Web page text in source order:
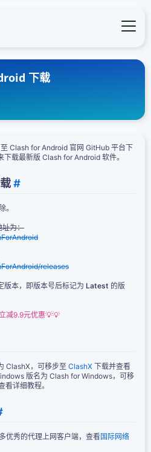
下载
Clash for Android 官网 GitHub 平台下
载最新版 Clash for Android 软件。
#
。
址为：
releases
版本，即版本号后标记为 Latest 的版
减9.9元优惠💡💡
ClashX，可移步至 ClashX 下载并查看
版名为 Clash for Windows，可移
看详细教程。
优秀的代理上网客户端，查看国际网络